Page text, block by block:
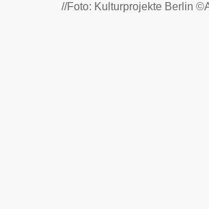
//Foto: Kulturprojekte Berlin